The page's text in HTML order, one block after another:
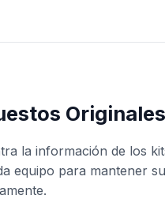
Originales
la información de los
equipo para mantener